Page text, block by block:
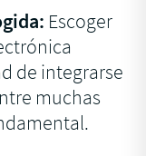
Escoger
de integrarse
muchas